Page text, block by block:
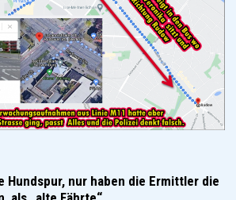
Hundspur, nur haben die Ermittler die